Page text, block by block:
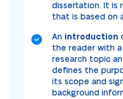
dissertation. It is
that is based on
An introduction
the reader with
research topic
defines the
its scope and
background